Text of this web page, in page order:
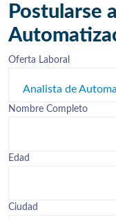
Postularse
Oferta Laboral
Analista de
Nombre Completo
Edad
Ciudad